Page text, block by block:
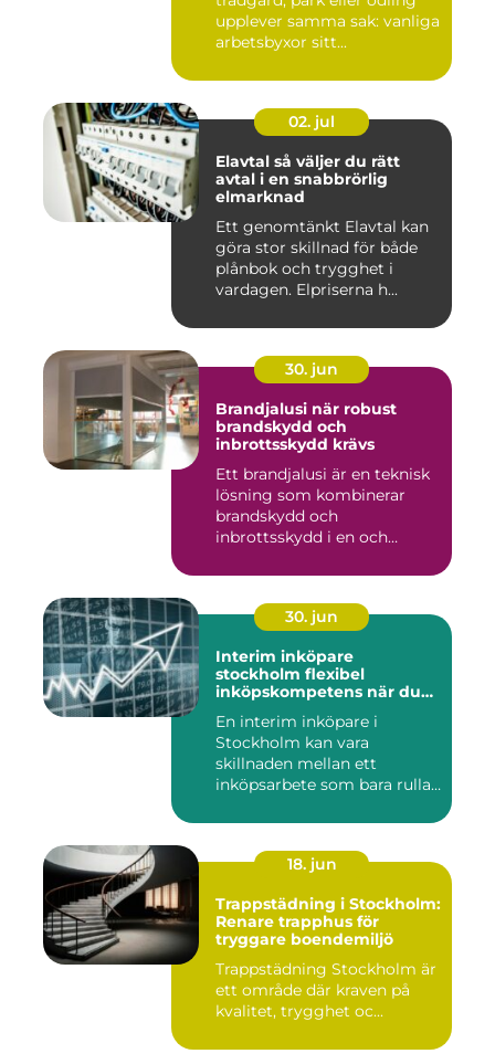
upplever samma sak: vanliga
arbetsbyxor sitt...
02. jul
Elavtal så väljer du rätt
avtal i en snabbrörlig
elmarknad
Ett genomtänkt Elavtal kan
göra stor skillnad för både
plånbok och trygghet i
vardagen. Elpriserna h...
30. jun
Brandjalusi när robust
brandskydd och
inbrottsskydd krävs
Ett brandjalusi är en teknisk
lösning som kombinerar
brandskydd och
inbrottsskydd i en och
30. jun
Interim inköpare
stockholm flexibel
inköpskompetens när du
En interim inköpare i
Stockholm kan vara
skillnaden mellan ett
inköpsarbete som bara rullar
18. jun
Trappstädning i Stockholm:
Renare trapphus för
tryggare boendemiljö
Trappstädning Stockholm är
ett område där kraven på
kvalitet, trygghet oc...